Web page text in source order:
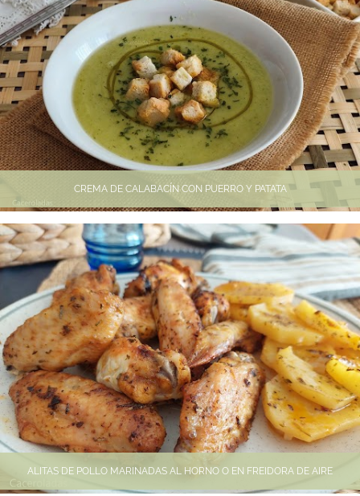
CREMA DE CALABACÍN CON PUERRO Y PATATA
ALITAS DE POLLO MARINADAS AL HORNO O EN FREIDORA DE AIRE